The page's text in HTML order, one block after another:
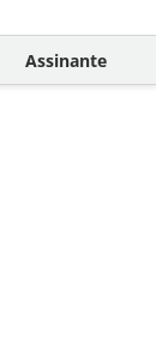
Assinante